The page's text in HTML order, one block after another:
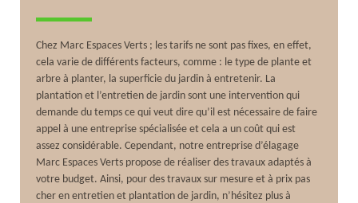
Chez Marc Espaces Verts ; les tarifs ne sont pas fixes, en effet,
cela varie de différents facteurs, comme : le type de plante et
arbre à planter, la superficie du jardin à entretenir. La
plantation et l’entretien de jardin sont une intervention qui
demande du temps ce qui veut dire qu’il est nécessaire de faire
appel à une entreprise spécialisée et cela a un coût qui est
assez considérable. Cependant, notre entreprise d’élagage
Marc Espaces Verts propose de réaliser des travaux adaptés à
votre budget. Ainsi, pour des travaux sur mesure et à prix pas
cher en entretien et plantation de jardin, n’hésitez plus à